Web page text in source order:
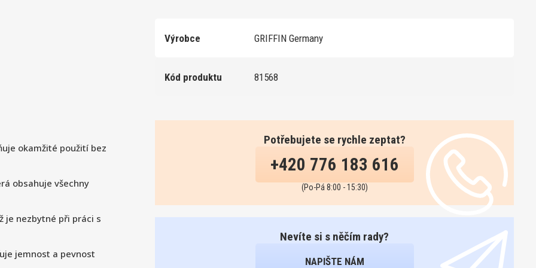
okamžité použití bez
obsahuje všechny
je nezbytné při práci s
jemnost a pevnost
Výrobce GRIFFIN Germany
Kód produktu 81568
Potřebujete se rychle zeptat?
+420 776 183 616
(Po-Pá 8:00 - 15:30)
Nevíte si s něčím rady?
NAPIŠTE NÁM